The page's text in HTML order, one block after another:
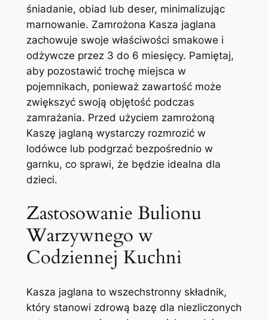
śniadanie, obiad lub deser, minimalizując
marnowanie. Zamrożona Kasza jaglana
zachowuje swoje właściwości smakowe i
odżywcze przez 3 do 6 miesięcy. Pamiętaj,
aby pozostawić trochę miejsca w
pojemnikach, ponieważ zawartość może
zwiększyć swoją objętość podczas
zamrażania. Przed użyciem zamrożoną
Kaszę jaglaną wystarczy rozmrozić w
lodówce lub podgrzać bezpośrednio w
garnku, co sprawi, że będzie idealna dla
dzieci.
Zastosowanie Bulionu
Warzywnego w
Codziennej Kuchni
Kasza jaglana to wszechstronny składnik,
który stanowi zdrową bazę dla niezliczonych